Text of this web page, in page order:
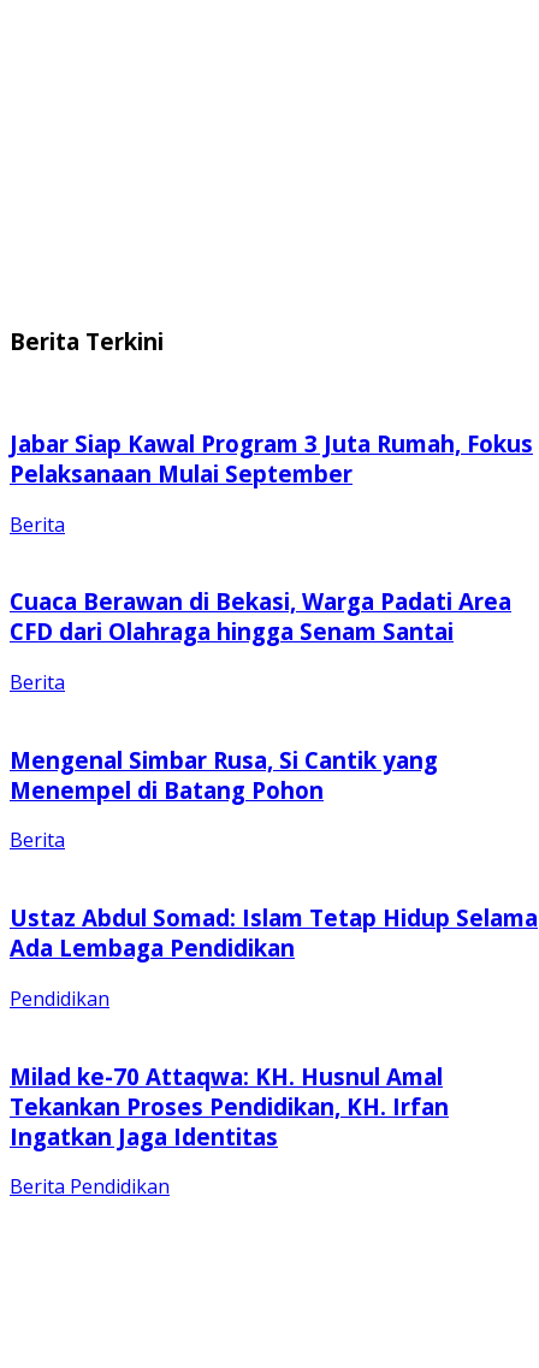
Berita Terkini
Jabar Siap Kawal Program 3 Juta Rumah, Fokus
Pelaksanaan Mulai September
Berita
Cuaca Berawan di Bekasi, Warga Padati Area
CFD dari Olahraga hingga Senam Santai
Berita
Mengenal Simbar Rusa, Si Cantik yang
Menempel di Batang Pohon
Berita
Ustaz Abdul Somad: Islam Tetap Hidup Selama
Ada Lembaga Pendidikan
Pendidikan
Milad ke-70 Attaqwa: KH. Husnul Amal
Tekankan Proses Pendidikan, KH. Irfan
Ingatkan Jaga Identitas
Berita Pendidikan